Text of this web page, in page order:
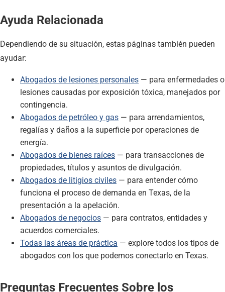
Ayuda Relacionada
Dependiendo de su situación, estas páginas también pueden
ayudar:
Abogados de lesiones personales — para enfermedades o
lesiones causadas por exposición tóxica, manejados por
contingencia.
Abogados de petróleo y gas — para arrendamientos,
regalías y daños a la superficie por operaciones de
energía.
Abogados de bienes raíces — para transacciones de
propiedades, títulos y asuntos de divulgación.
Abogados de litigios civiles — para entender cómo
funciona el proceso de demanda en Texas, de la
presentación a la apelación.
Abogados de negocios — para contratos, entidades y
acuerdos comerciales.
Todas las áreas de práctica — explore todos los tipos de
abogados con los que podemos conectarlo en Texas.
Preguntas Frecuentes Sobre los